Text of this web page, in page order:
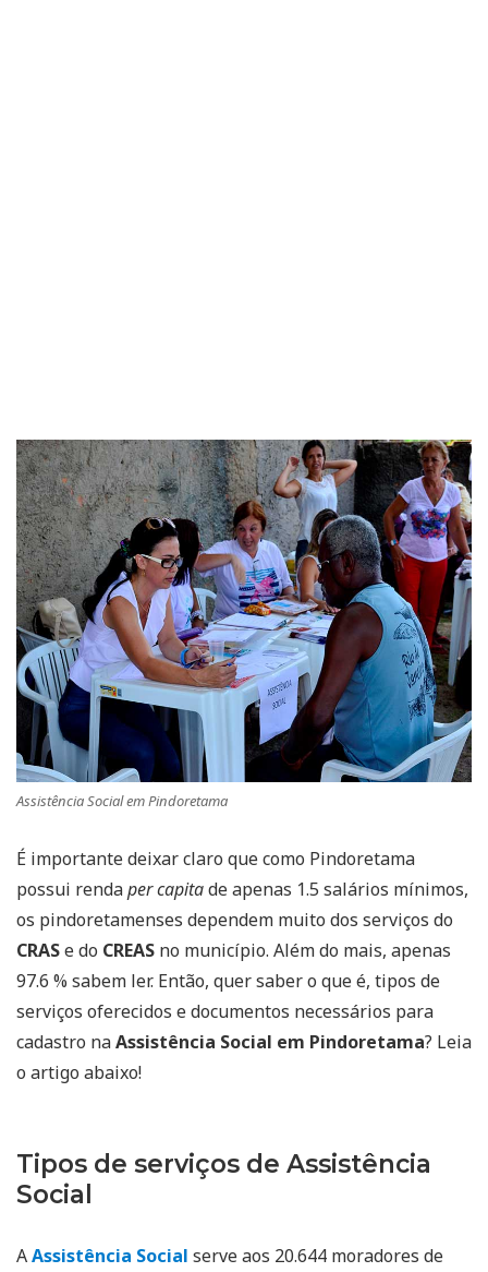
Assistência Social em Pindoretama
É importante deixar claro que como Pindoretama
possui rendaper capitade apenas 1.5 salários mínimos,
os pindoretamenses dependem muito dos serviços do
CRASe do CREAS no município. Além do mais, apenas
97.6 % sabem ler. Então, quer saber o que é, tipos de
serviços oferecidos e documentos necessários para
cadastro naAssistência Social em Pindoretama? Leia
o artigo abaixo!
Tipos de serviços de Assistência
Social
AAssistência Social serve aos 20.644 moradores de